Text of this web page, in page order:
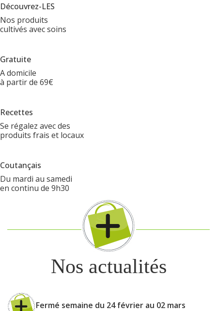
Découvrez-LES
Nos produits
cultivés avec soins
Gratuite
A domicile
à partir de 69€
Recettes
Se régalez avec des
produits frais et locaux
Coutançais
Du mardi au samedi
en continu de 9h30
Nos actualités
Fermé semaine du 24 février au 02 mars